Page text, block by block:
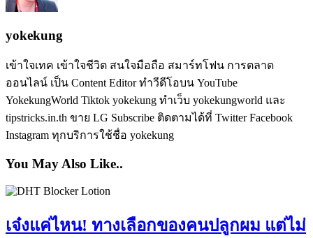
yokekung
เข้าใจเทค เข้าใจชีวิต สนใจมือถือ สมาร์ทโฟน การตลาด
ออนไลน์ เป็น Content Editor ทำวีดีโอบน YouTube
YokekungWorld Tiktok yokekung ทำเว็บ yokekungworld และ
tipstricks.in.th ขาย LG Subscribe ติดตามได้ที่ Twitter Facebook
Instagram ทุกบริการใช้ชื่อ yokekung
You May Also Like..
เจ๋งแค่ไหน! ทางเลือกของคนปลูกผม แต่ไม่